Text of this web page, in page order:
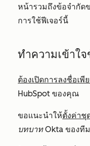
หน้ารวมถึงข้อจำกัด
การใช้ฟีเจอร์นี้
ทำความเข้าใ
ต้องเปิดการลงชื่อเพี
HubSpot ของคุณ
ขอแนะนำให้ตั้งค่าชุ
บทบาทOkta ของทีม